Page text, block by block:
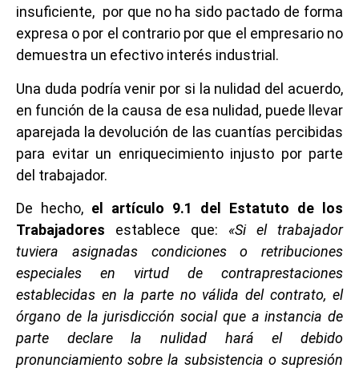
insuficiente, por que no ha sido pactado de forma
expresa o por el contrario por que el empresario no
demuestra un efectivo interés industrial.
Una duda podría venir por si la nulidad del acuerdo,
en función de la causa de esa nulidad, puede llevar
aparejada la devolución de las cuantías percibidas
para evitar un enriquecimiento injusto por parte
del trabajador.
De hecho, el artículo 9.1 del Estatuto de los
Trabajadores establece que: «Si el trabajador
tuviera asignadas condiciones o retribuciones
especiales en virtud de contraprestaciones
establecidas en la parte no válida del contrato, el
órgano de la jurisdicción social que a instancia de
parte declare la nulidad hará el debido
pronunciamiento sobre la subsistencia o supresión